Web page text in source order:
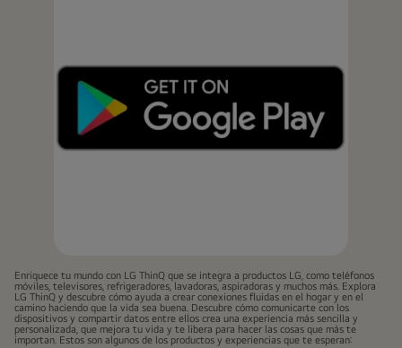
Enriquece tu mundo con LG ThinQ que se integra a productos LG, como teléfonos
móviles, televisores, refrigeradores, lavadoras, aspiradoras y muchos más. Explora
LG ThinQ y descubre cómo ayuda a crear conexiones fluidas en el hogar y en el
camino haciendo que la vida sea buena. Descubre cómo comunicarte con los
dispositivos y compartir datos entre ellos crea una experiencia más sencilla y
personalizada, que mejora tu vida y te libera para hacer las cosas que más te
importan. Estos son algunos de los productos y experiencias que te esperan: